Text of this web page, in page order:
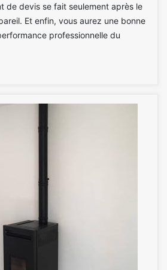
de devis se fait seulement après le
Et enfin, vous aurez une bonne
professionnelle du